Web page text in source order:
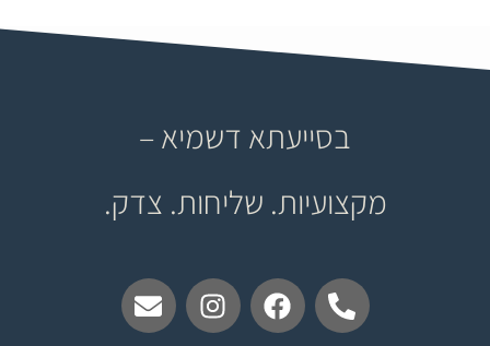
בסייעתא דשמיא –
מקצועיות. שליחות. צדק.